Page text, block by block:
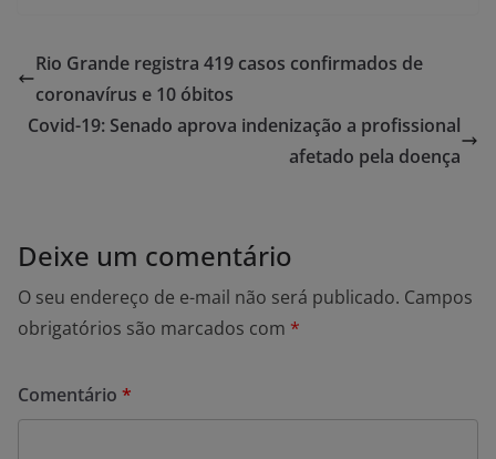
Rio Grande registra 419 casos confirmados de
coronavírus e 10 óbitos
Covid-19: Senado aprova indenização a profissional
afetado pela doença
Deixe um comentário
O seu endereço de e-mail não será publicado. Campos
obrigatórios são marcados com *
Comentário *